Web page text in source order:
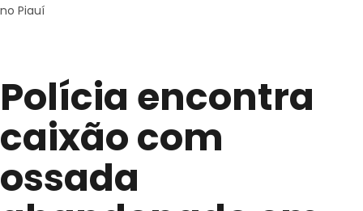
no Piauí
Polícia encontra
caixão com
ossada